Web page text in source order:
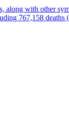
with other
767,158 deaths